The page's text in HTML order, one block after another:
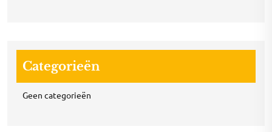
Categorieën
Geen categorieën